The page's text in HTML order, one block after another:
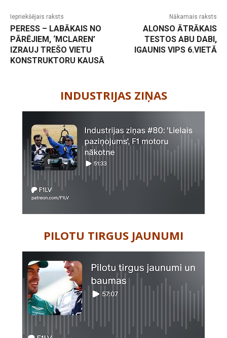
Iepriekšējais raksts
PERESS – LABĀKAIS NO
PĀRĒJIEM, ‘MCLAREN’
IZRAUJ TREŠO VIETU
KONSTRUKTORU KAUSĀ
Nākamais raksts
ALONSO ĀTRĀKAIS
TESTOS ABU DABI,
IGAUNIS VIPS 6.VIETĀ
INDUSTRIJAS ZIŅAS
PILOTU TIRGUS JAUNUMI